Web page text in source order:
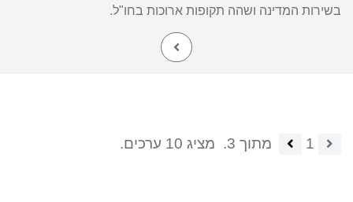
בשירות המדינה ושהה תקופות ארוכות בחו"ל.
1 מתוך 3. מציג 10 ערכים.